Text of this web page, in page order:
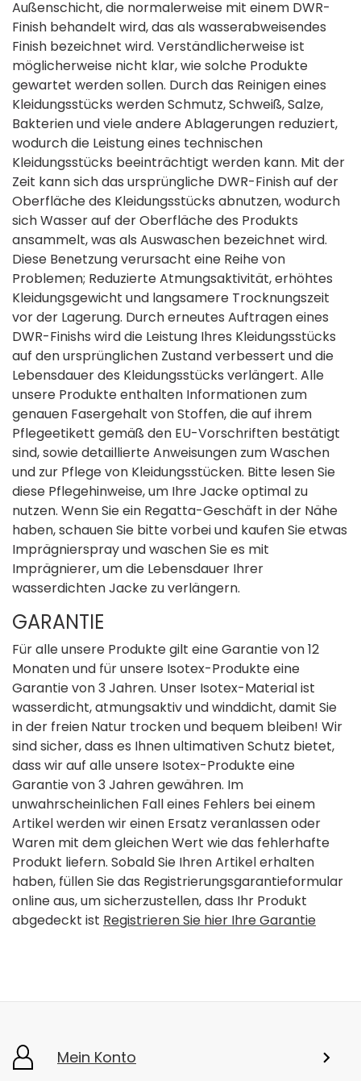
Außenschicht, die normalerweise mit einem DWR-
Finish behandelt wird, das als wasserabweisendes
Finish bezeichnet wird. Verständlicherweise ist
möglicherweise nicht klar, wie solche Produkte
gewartet werden sollen. Durch das Reinigen eines
Kleidungsstücks werden Schmutz, Schweiß, Salze,
Bakterien und viele andere Ablagerungen reduziert,
wodurch die Leistung eines technischen
Kleidungsstücks beeinträchtigt werden kann. Mit der
Zeit kann sich das ursprüngliche DWR-Finish auf der
Oberfläche des Kleidungsstücks abnutzen, wodurch
sich Wasser auf der Oberfläche des Produkts
ansammelt, was als Auswaschen bezeichnet wird.
Diese Benetzung verursacht eine Reihe von
Problemen; Reduzierte Atmungsaktivität, erhöhtes
Kleidungsgewicht und langsamere Trocknungszeit
vor der Lagerung. Durch erneutes Auftragen eines
DWR-Finishs wird die Leistung Ihres Kleidungsstücks
auf den ursprünglichen Zustand verbessert und die
Lebensdauer des Kleidungsstücks verlängert. Alle
unsere Produkte enthalten Informationen zum
genauen Fasergehalt von Stoffen, die auf ihrem
Pflegeetikett gemäß den EU-Vorschriften bestätigt
sind, sowie detaillierte Anweisungen zum Waschen
und zur Pflege von Kleidungsstücken. Bitte lesen Sie
diese Pflegehinweise, um Ihre Jacke optimal zu
nutzen. Wenn Sie ein Regatta-Geschäft in der Nähe
haben, schauen Sie bitte vorbei und kaufen Sie etwas
Imprägnierspray und waschen Sie es mit
Imprägnierer, um die Lebensdauer Ihrer
wasserdichten Jacke zu verlängern.
GARANTIE
Für alle unsere Produkte gilt eine Garantie von 12
Monaten und für unsere Isotex-Produkte eine
Garantie von 3 Jahren. Unser Isotex-Material ist
wasserdicht, atmungsaktiv und winddicht, damit Sie
in der freien Natur trocken und bequem bleiben! Wir
sind sicher, dass es Ihnen ultimativen Schutz bietet,
dass wir auf alle unsere Isotex-Produkte eine
Garantie von 3 Jahren gewähren. Im
unwahrscheinlichen Fall eines Fehlers bei einem
Artikel werden wir einen Ersatz veranlassen oder
Waren mit dem gleichen Wert wie das fehlerhafte
Produkt liefern. Sobald Sie Ihren Artikel erhalten
haben, füllen Sie das Registrierungsgarantieformular
online aus, um sicherzustellen, dass Ihr Produkt
abgedeckt ist Registrieren Sie hier Ihre Garantie
Mein Konto